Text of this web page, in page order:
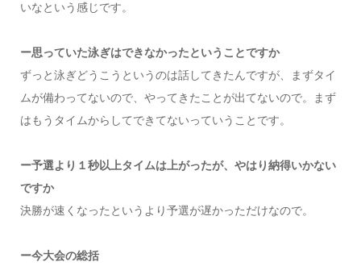
いなという感じです。
ー思っていた泳ぎはできなかったということですか
ずっと泳ぎどうこうというのは話してきたんですが、まずタイ
ムが備わってないので、やってきたことが出てないので。まず
はもうタイムからしてできてないっていうことです。
ー予選より１秒以上タイムは上がったが、やはり納得いかない
ですか
決勝が速くなったというより予選が遅かっただけなので。
ー今大会の総括